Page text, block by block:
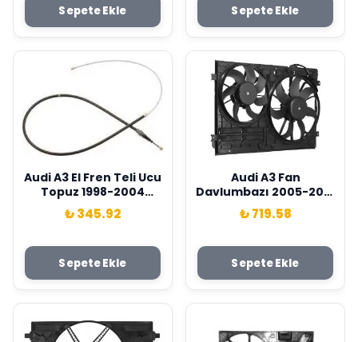
Sepete Ekle Sepete Ekle
Audi A3 El Fren Teli Ucu
Topuz 1998-2004
Wisco Marka
1J0609721AD
₺ 345.92
Sepete Ekle
Audi A3 Fan
Davlumbazı 2005-2010
Wisco Marka
1K0121207BB
₺ 719.58
Sepete Ekle